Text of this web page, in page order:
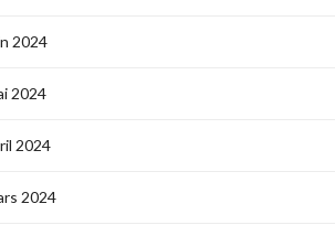
2024
2024
2024
2024